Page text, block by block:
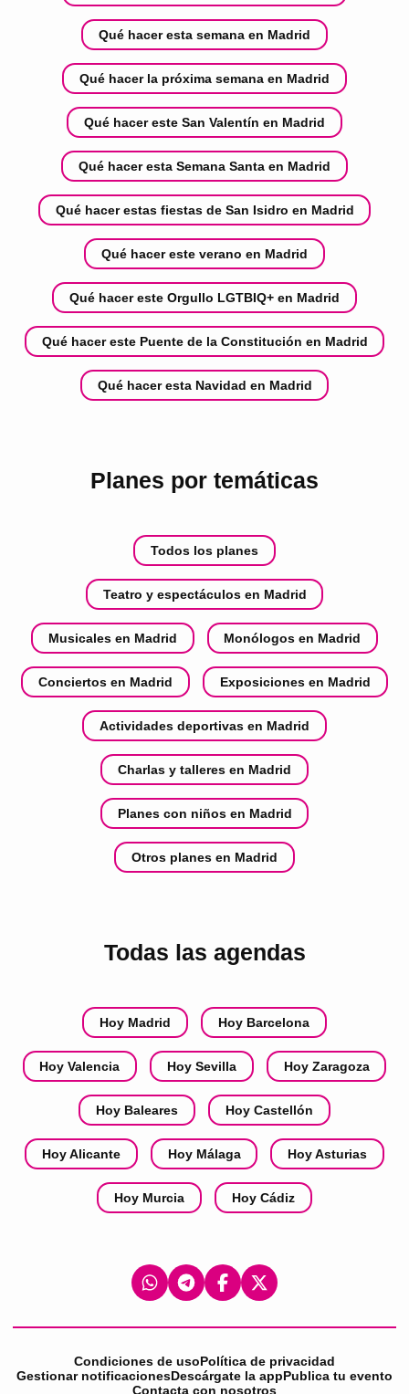
Qué hacer esta semana en Madrid
Qué hacer la próxima semana en Madrid
Qué hacer este San Valentín en Madrid
Qué hacer esta Semana Santa en Madrid
Qué hacer estas fiestas de San Isidro en Madrid
Qué hacer este verano en Madrid
Qué hacer este Orgullo LGTBIQ+ en Madrid
Qué hacer este Puente de la Constitución en Madrid
Qué hacer esta Navidad en Madrid
Planes por temáticas
Todos los planes
Teatro y espectáculos en Madrid
Musicales en Madrid Monólogos en Madrid
Conciertos en Madrid Exposiciones en Madrid
Actividades deportivas en Madrid
Charlas y talleres en Madrid
Planes con niños en Madrid
Otros planes en Madrid
Todas las agendas
Hoy Madrid Hoy Barcelona
Hoy Valencia Hoy Sevilla Hoy Zaragoza
Hoy Baleares Hoy Castellón
Hoy Alicante Hoy Málaga Hoy Asturias
Hoy Murcia Hoy Cádiz
Condiciones de usoPolítica de privacidad
Gestionar notificacionesDescárgate la appPublica tu evento
Contacta con nosotros